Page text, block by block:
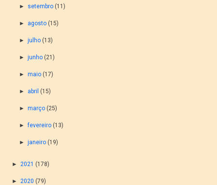
► setembro (11)
► agosto (15)
► julho (13)
► junho (21)
► maio (17)
► abril (15)
► março (25)
►fevereiro (13)
► janeiro (19)
► 2021 (178)
► 2020 (79)